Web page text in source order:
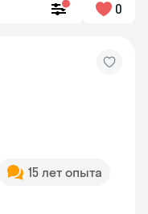
0
15 лет опыта